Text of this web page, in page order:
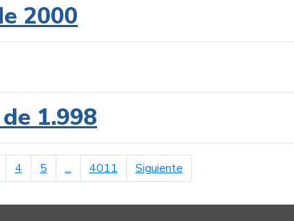
2000
1.998
4 5 ... 4011 Siguientepágina siguiente